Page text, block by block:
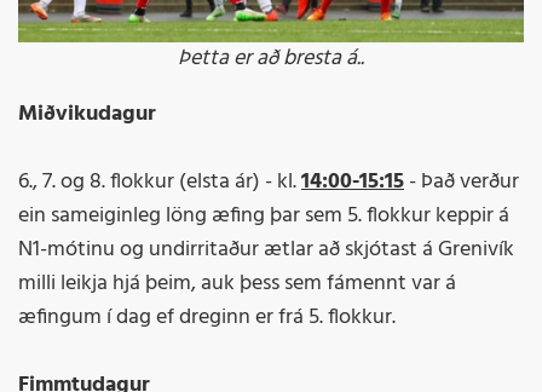
Þetta er að bresta á..
Miðvikudagur
6., 7. og 8. flokkur (elsta ár) - kl.14:00-15:15- Það verður
ein sameiginleg löng æfing þar sem 5. flokkur keppir á
N1-mótinu og undirritaður ætlar að skjótast á Grenivík
milli leikja hjá þeim, auk þess sem fámennt var á
æfingum í dag ef dreginn er frá 5. flokkur.